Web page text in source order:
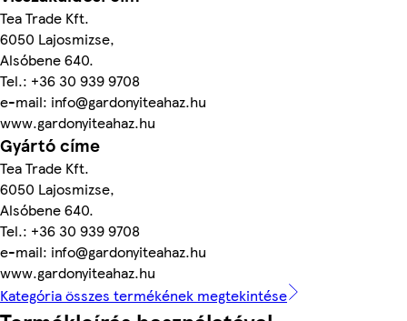
Tea Trade Kft.
6050 Lajosmizse,
Alsóbene 640.
Tel.: +36 30 939 9708
e-mail: info@gardonyiteahaz.hu
www.gardonyiteahaz.hu
Gyártó címe
Tea Trade Kft.
6050 Lajosmizse,
Alsóbene 640.
Tel.: +36 30 939 9708
e-mail: info@gardonyiteahaz.hu
www.gardonyiteahaz.hu
Kategória összes termékének megtekintése